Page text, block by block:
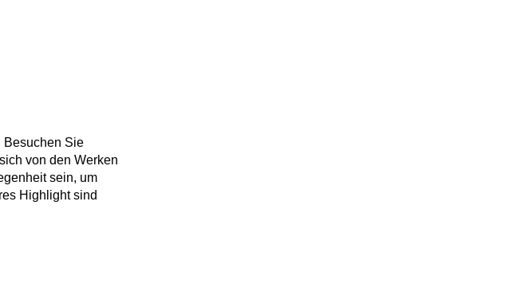
Besuchen Sie
von den Werken
sein, um
Highlight sind